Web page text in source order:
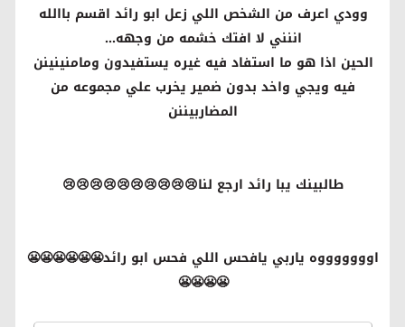
وودي اعرف من الشخص اللي زعل ابو رائد اقسم باالله
اننني لا افتك خشمه من وجهه...
الحين اذا هو ما استفاد فيه غيره يستفيدون ومامنينينن
فيه ويجي واخد بدون ضمير يخرب علي مجموعه من
المضاربيننن
طالبينك يبا رائد ارجع لنا😢😢😢😢😢😢😢😢😢😢
اوووووووه ياربي يافحس اللي فحس ابو رائد😬😬😬😬😬😬
😬😬😬😬